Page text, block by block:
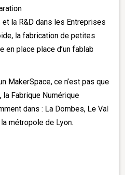
et la R&D dans les Entreprises
la fabrication de petites
en place place d’un fablab
MakerSpace, ce n’est pas que
Fabrique Numérique
dans : La Dombes, Le Val
métropole de Lyon.